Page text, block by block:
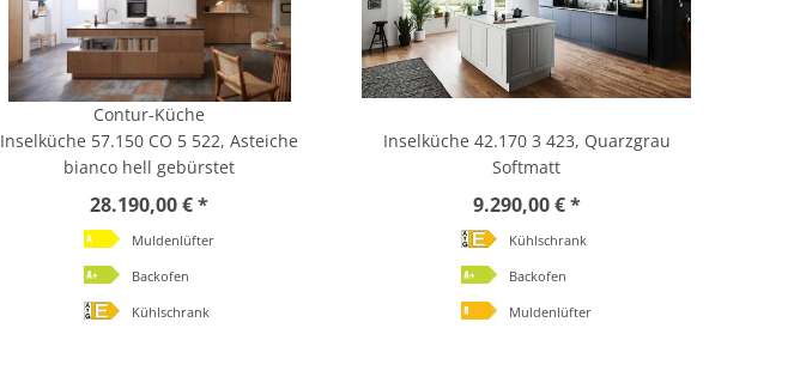
Contur-Küche
Inselküche 57.150 CO 5 522, Asteiche
bianco hell gebürstet
28.190,00 € *
Muldenlüfter
Backofen
Kühlschrank
Inselküche 42.170 3 423, Quarzgrau
Softmatt
9.290,00 € *
Kühlschrank
Backofen
Muldenlüfter